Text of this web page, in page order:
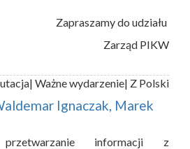
Zapraszamy do udziału
Zarząd PIKW
| Ważne wydarzenie| Z Polski
Ignaczak, Marek
informacji z